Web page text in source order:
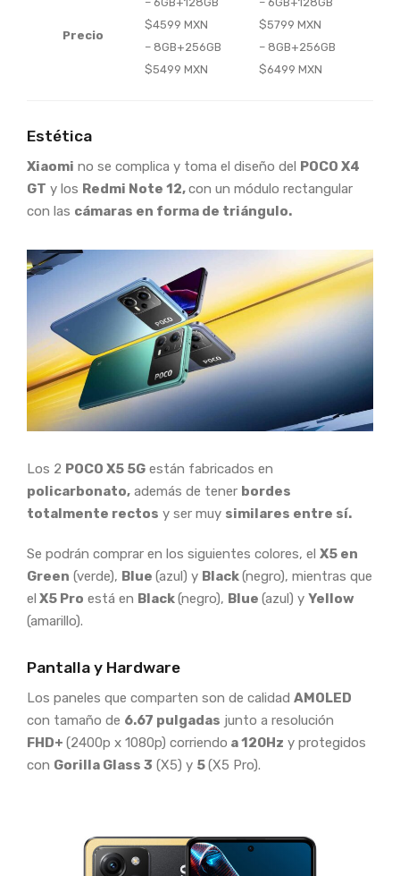
Precio
$4599 MXN
– 8GB+256GB
$5499 MXN
$5799 MXN
– 8GB+256GB
$6499 MXN
Estética
Xiaomi no se complica y toma el diseño del POCO X4
GT y los Redmi Note 12,con un módulo rectangular
con las cámaras en forma de triángulo.
Los 2 POCO X5 5G están fabricados en
policarbonato, además de tener bordes
totalmente rectos y ser muy similares entre sí.
Se podrán comprar en los siguientes colores, el X5 en
Green (verde), Blue (azul) y Black(negro), mientras que
el X5 Pro está en Black(negro), Blue (azul) y Yellow
(amarillo).
Pantalla y Hardware
Los paneles que comparten son de calidad AMOLED
con tamaño de 6.67 pulgadas junto a resolución
FHD+ (2400p x 1080p) corriendo a 120Hz y protegidos
con Gorilla Glass 3 (X5) y 5(X5 Pro).